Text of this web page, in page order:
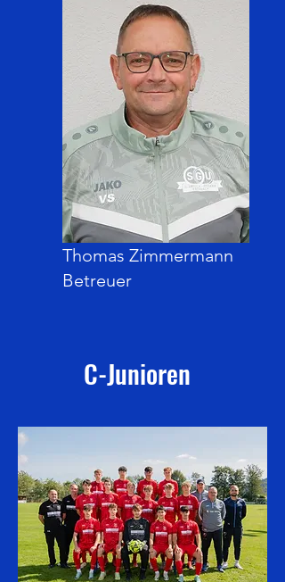
Thomas Zimmermann
Betreuer
C-Junioren